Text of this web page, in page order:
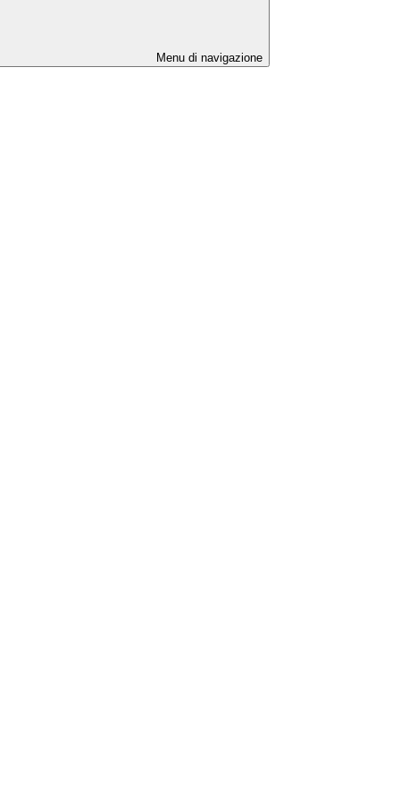
Menu di navigazione